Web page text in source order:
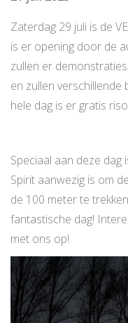
Zaterdag 29 juli is de
is er opening door de
zullen er
en zullen
hele dag is er gratis
Speciaal aan deze
Spirit aanwezig is om
de 100 meter te
fantastische dag!
met ons op!